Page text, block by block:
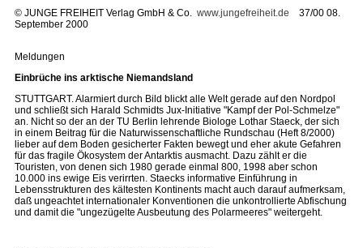
© JUNGE FREIHEIT Verlag GmbH & Co. www.jungefreiheit.de 37/00 08.
September 2000
Meldungen
Einbrüche ins arktische Niemandsland
STUTTGART. Alarmiert durch Bild blickt alle Welt gerade auf den Nordpol
und schließt sich Harald Schmidts Jux-Initiative "Kampf der Pol-Schmelze"
an. Nicht so der an der TU Berlin lehrende Biologe Lothar Staeck, der sich
in einem Beitrag für die Naturwissenschaftliche Rundschau (Heft 8/2000)
lieber auf dem Boden gesicherter Fakten bewegt und eher akute Gefahren
für das fragile Ökosystem der Antarktis ausmacht. Dazu zählt er die
Touristen, von denen sich 1980 gerade einmal 800, 1998 aber schon
10.000 ins ewige Eis verirrten. Staecks informative Einführung in
Lebensstrukturen des kältesten Kontinents macht auch darauf aufmerksam,
daß ungeachtet internationaler Konventionen die unkontrollierte Abfischung
und damit die "ungezügelte Ausbeutung des Polarmeeres" weitergeht.